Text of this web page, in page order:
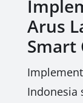
Arus
Smart
Indonesia